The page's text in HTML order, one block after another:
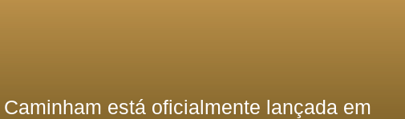
está oficialmente lançada em